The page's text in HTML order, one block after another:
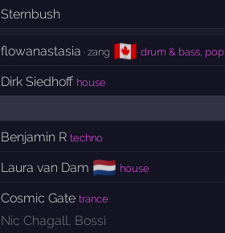
Sternbush
flowanastasia · zang 🇨🇦 drum & bass, pop
Dirk Siedhoff house
Benjamin R techno
Laura van Dam 🇳🇱 house
Cosmic Gate trance
Nic Chagall Bossi